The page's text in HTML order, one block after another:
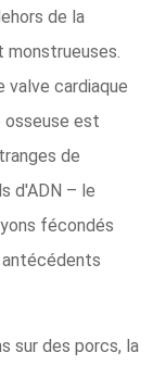
de la
monstrueuses.
cardiaque
osseuse est
de
d'ADN – le
fécondés
sur des porcs, la